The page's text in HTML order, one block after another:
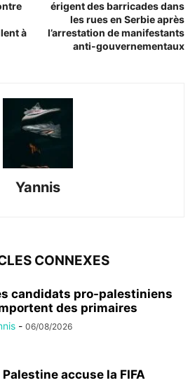
à
érigent des barricades dans
les rues en Serbie après
l’arrestation de manifestants
anti-gouvernementaux
Yannis
CONNEXES
candidats pro-palestiniens
des primaires
- 06/08/2026
Palestine accuse la FIFA